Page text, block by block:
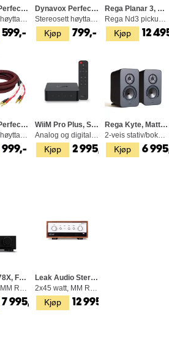
Dynavox Perfect Sound Flex, 2x2 M
Stereosett høyttalerkabel, bananplugger
599,- Kjøp
Dynavox Perfect Sound Flex, 2x3 M
Stereosett høyttalerkabel, bananplugger
799,- Kjøp
Rega Planar 3, Platespiller
Rega Nd3 pickup, RB330 arm, svart
12
Dynavox Perfect Sound, 2x2 M
Stereosett høyttalerkabel, bananplugger
999,- Kjøp
WiiM Pro Plus, Streamer, Fjernkontroll
Analog og digital (optisk/coax) utgang
2 995,- Kjøp
Rega Kyte, Matt Svart
2-veis stativ/bokhylle-høyttaler
6
Mission 778X, Forsterker, Sort
2x45 watt, MM RIAA-trinn, Bluetooth
7 995,- Kjøp
Leak Audio Stereo 130, Forsterker
2x45 watt, MM RIAA, Bluetooth
12 995,-